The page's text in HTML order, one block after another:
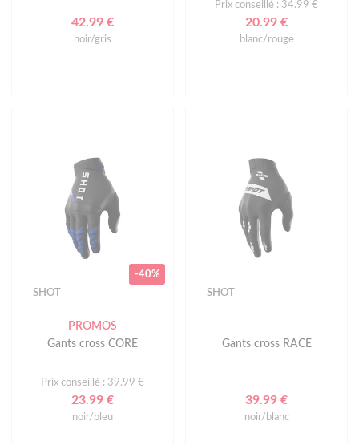
42.99 €
noir/gris
Prix conseillé : 34.99 €
20.99 €
blanc/rouge
-40%
SHOT
PROMOS
Gants cross CORE
Prix conseillé : 39.99 €
23.99 €
noir/bleu
SHOT
Gants cross RACE
39.99 €
noir/blanc